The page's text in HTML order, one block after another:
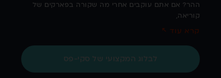
ההר? אם אתם עוקבים אחרי מה שקורה בפארקים של
קוריאה,
קרא עוד ↖
לבלוג המקצועי של סקי-פס